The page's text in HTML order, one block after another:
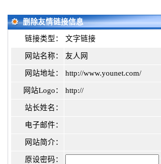
删除友情链接信息
链接类型： 文字链接
网站名称： 友人网
网站地址： http://www.younet.com/
网站Logo： http://
站长姓名：
电子邮件：
网站简介：
原设密码：